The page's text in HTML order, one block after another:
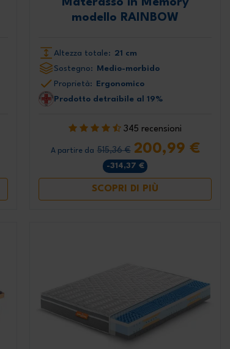
modello RAINBOW
Altezza totale: 21 cm
Sostegno: Medio-morbido
Proprietà: Ergonomico
Prodotto detraibile al 19%
345 recensioni
A partire da 515,36 € 200,99 €
-314,37 €
SCOPRI DI PIÙ